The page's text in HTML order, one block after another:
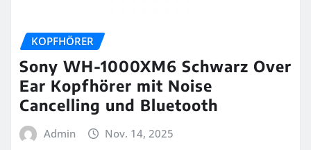
KOPFHÖRER
Sony WH-1000XM6 Schwarz Over
Ear Kopfhörer mit Noise
Cancelling und Bluetooth
Admin Nov. 14, 2025